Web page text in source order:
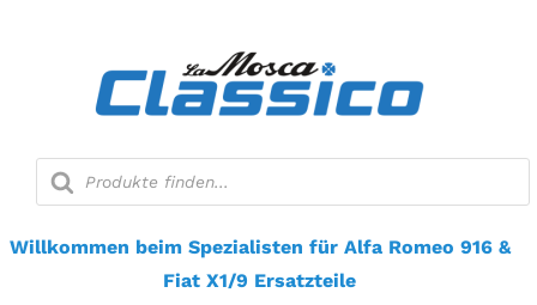
Suche
nach
Produkten
Willkommen beim Spezialisten für Alfa Romeo 916 &
Fiat X1/9 Ersatzteile